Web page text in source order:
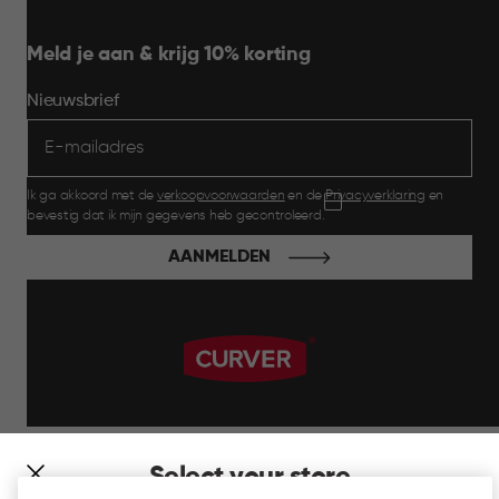
Select your store
Meld je aan & krijg 10% korting
Nieuwsbrief
Ik ga akkoord met de verkoopvoorwaarden en dePrivacyverklaring en
bevestig dat ik mijn gegevens heb gecontroleerd.
AANMELDEN